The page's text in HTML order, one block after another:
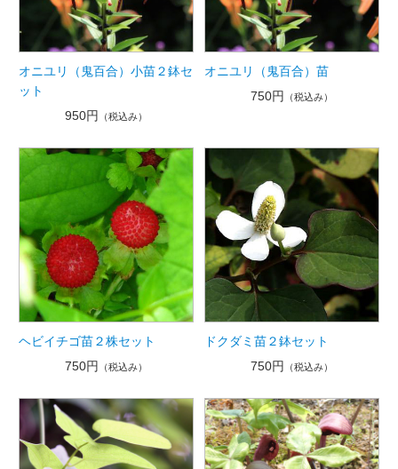
オニユリ（鬼百合）小苗２鉢セ
ット
950円
（税込み）
オニユリ（鬼百合）苗
750円
（税込み）
ヘビイチゴ苗２株セット
750円
（税込み）
ドクダミ苗２鉢セット
750円
（税込み）